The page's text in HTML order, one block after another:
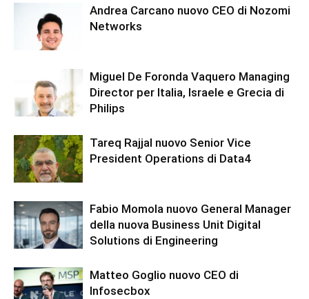
Andrea Carcano nuovo CEO di Nozomi
Networks
Miguel De Foronda Vaquero Managing
Director per Italia, Israele e Grecia di
Philips
Tareq Rajjal nuovo Senior Vice
President Operations di Data4
Fabio Momola nuovo General Manager
della nuova Business Unit Digital
Solutions di Engineering
Matteo Goglio nuovo CEO di
Infosecbox